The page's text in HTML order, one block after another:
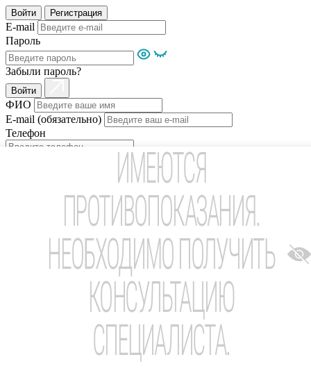
Войти Регистрация
E-mail
Пароль
Забыли пароль?
Войти
ФИО
E-mail (обязательно)
Телефон
обработку персональных данных
обработку персональных данных с целью
Зарегистрироваться
Укажите E-mail
Получить новый пароль
ИМЕЮТСЯ
ПРОТИВОПОКАЗАНИЯ.
НЕОБХОДИМО ПОЛУЧИТЬ
КОНСУЛЬТАЦИЮ
СПЕЦИАЛИСТА.